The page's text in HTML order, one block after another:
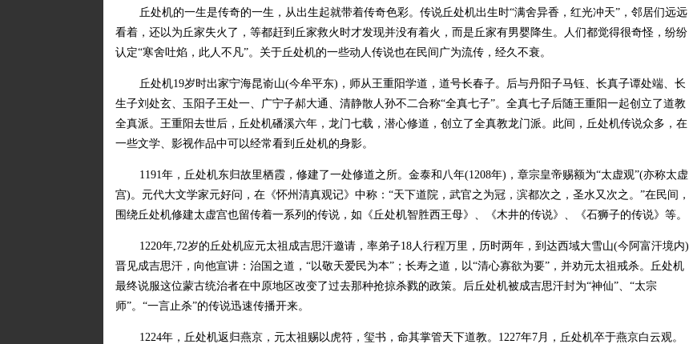
丘处机的一生是传奇的一生，从出生起就带着传奇色彩。传说丘处机出生时“满舍异香，红光冲天”，邻居们远远
看着，还以为丘家失火了，等都赶到丘家救火时才发现并没有着火，而是丘家有男婴降生。人们都觉得很奇怪，纷纷
认定“寒舍吐焰，此人不凡”。关于丘处机的一些动人传说也在民间广为流传，经久不衰。
丘处机19岁时出家宁海昆嵛山(今牟平东)，师从王重阳学道，道号长春子。后与丹阳子马钰、长真子谭处端、长
生子刘处玄、玉阳子王处一、广宁子郝大通、清静散人孙不二合称“全真七子”。全真七子后随王重阳一起创立了道教
全真派。王重阳去世后，丘处机磻溪六年，龙门七载，潜心修道，创立了全真教龙门派。此间，丘处机传说众多，在
一些文学、影视作品中可以经常看到丘处机的身影。
1191年，丘处机东归故里栖霞，修建了一处修道之所。金泰和八年(1208年)，章宗皇帝赐额为“太虚观”(亦称太虚
宫)。元代大文学家元好问，在《怀州清真观记》中称：“天下道院，武官之为冠，滨都次之，圣水又次之。”在民间，
围绕丘处机修建太虚宫也留传着一系列的传说，如《丘处机智胜西王母》、《木井的传说》、《石狮子的传说》等。
1220年,72岁的丘处机应元太祖成吉思汗邀请，率弟子18人行程万里，历时两年，到达西域大雪山(今阿富汗境内)
晋见成吉思汗，向他宣讲：治国之道，“以敬天爱民为本”；长寿之道，以“清心寡欲为要”，并劝元太祖戒杀。丘处机
最终说服这位蒙古统治者在中原地区改变了过去那种抢掠杀戮的政策。后丘处机被成吉思汗封为“神仙”、“太宗
师”。“一言止杀”的传说迅速传播开来。
1224年，丘处机返归燕京，元太祖赐以虎符，玺书，命其掌管天下道教。1227年7月，丘处机卒于燕京白云观。